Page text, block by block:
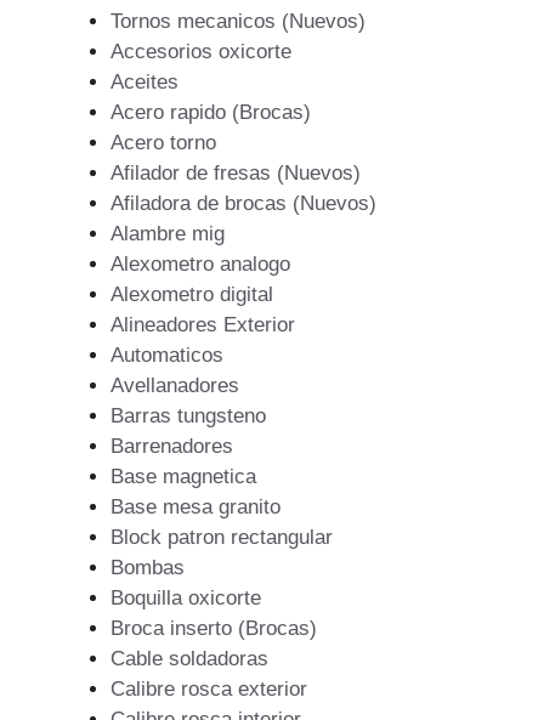
Tornos mecanicos (Nuevos)
Accesorios oxicorte
Aceites
Acero rapido (Brocas)
Acero torno
Afilador de fresas (Nuevos)
Afiladora de brocas (Nuevos)
Alambre mig
Alexometro analogo
Alexometro digital
Alineadores Exterior
Automaticos
Avellanadores
Barras tungsteno
Barrenadores
Base magnetica
Base mesa granito
Block patron rectangular
Bombas
Boquilla oxicorte
Broca inserto (Brocas)
Cable soldadoras
Calibre rosca exterior